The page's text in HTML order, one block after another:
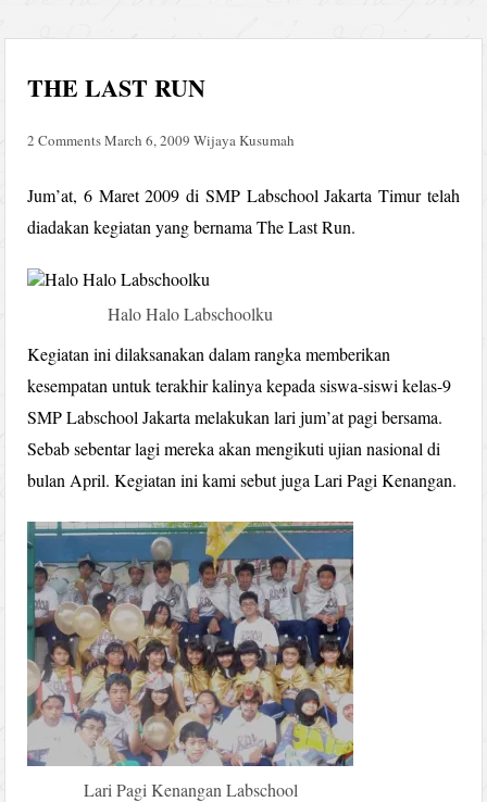
THE LAST RUN
2 CommentsMarch 6, 2009 Wijaya Kusumah
Jum’at, 6 Maret 2009 di SMP Labschool Jakarta Timur telah
diadakan kegiatan yang bernama The Last Run.
Halo Halo Labschoolku
Kegiatan ini dilaksanakan dalam rangka memberikan
kesempatan untuk terakhir kalinya kepada siswa-siswi kelas-9
SMP Labschool Jakarta melakukan lari jum’at pagi bersama.
Sebab sebentar lagi mereka akan mengikuti ujian nasional di
bulan April. Kegiatan ini kami sebut juga Lari Pagi Kenangan.
Lari Pagi Kenangan Labschool